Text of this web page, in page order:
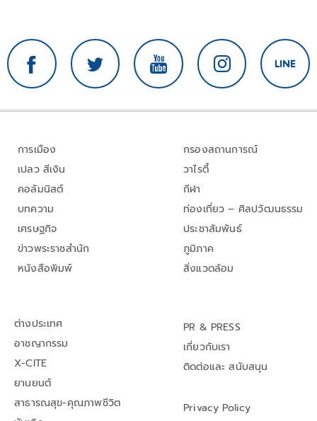
การเมือง
เปลว สีเงิน
คอลัมนิสต์
บทความ
เศรษฐกิจ
ข่าวพระราชสำนัก
หนังสือพิมพ์
กรองสถานการณ์
วาไรตี้
กีฬา
ท่องเที่ยว – ศิลปวัฒนธรรม
ประชาสัมพันธ์
ภูมิภาค
สิ่งแวดล้อม
ต่างประเทศ
อาชญากรรม
X-CITE
ยานยนต์
สาธารณสุข-คุณภาพชีวิต
PR & PRESS
เกี่ยวกับเรา
ติดต่อและ สนับสนุน
Privacy Policy